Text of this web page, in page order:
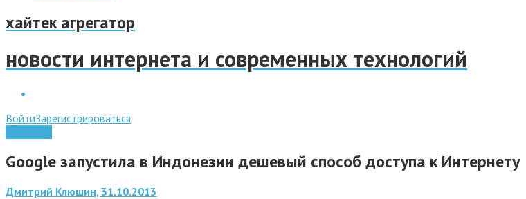
хайтек агрегатор
новости интернета и современных технологий
ВойтиЗарегистрироваться
Google запустила в Индонезии дешевый способ доступа к Интернету
Дмитрий Клюшин, 31.10.2013